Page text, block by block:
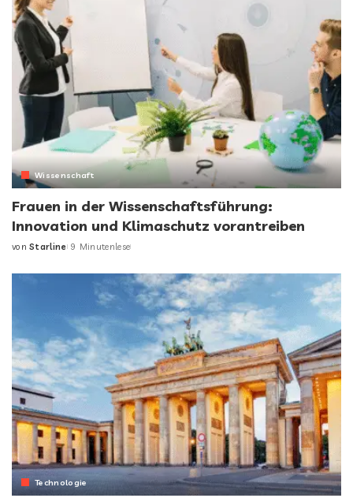
Wissenschaft
Frauen in der Wissenschaftsführung:
Innovation und Klimaschutz vorantreiben
von Starline 9 Minutenlese
Technologie